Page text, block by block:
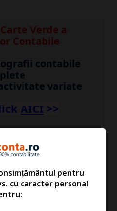
Verde a
Contabile
contabile
variate
AICI >>
Brothers, omul de
controlează grupul de
că şocul în economia
proporţie de 80% de
de economisire
posibilităţile, iar
de brusc.
pentru
cu caracter personal